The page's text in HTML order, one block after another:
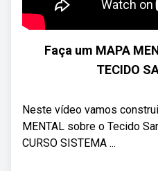
Faça um MAPA
TECIDO
Neste vídeo vamos
MENTAL sobre o Tecido
CURSO SISTEMA ...